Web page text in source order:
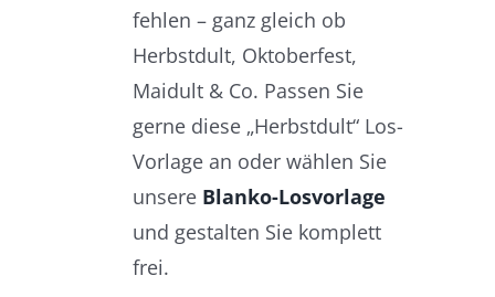
fehlen – ganz gleich ob
Herbstdult, Oktoberfest,
Maidult & Co. Passen Sie
gerne diese „Herbstdult“ Los-
Vorlage an oder wählen Sie
unsere Blanko-Losvorlage
und gestalten Sie komplett
frei.